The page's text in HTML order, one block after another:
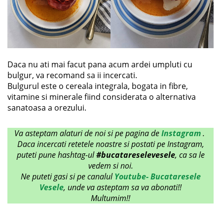
Daca nu ati mai facut pana acum ardei umpluti cu
bulgur, va recomand sa ii incercati.
Bulgurul este o cereala integrala, bogata in fibre,
vitamine si minerale fiind considerata o alternativa
sanatoasa a orezului.
Va asteptam alaturi de noi si pe pagina deInstagram.
Daca incercati retetele noastre si postati pe Instagram,
puteti pune hashtag-ul#bucatareselevesele, ca sa le
vedem si noi.
Ne puteti gasi si pe canalulYoutube- Bucataresele
Vesele, unde va asteptam sa va abonati!!
Multumim!!